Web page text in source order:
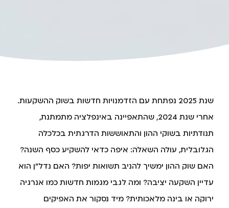
שנת 2025 נפתחת עם הזדמנויות חדשות בשוק ההשקעות.
אחרי שנת 2024, שהתאפיינה באינפלציה מתמתנת,
תנודתיות בשוקי ההון והתאוששות הדרגתית בכלכלה
הגלובלית, עולה השאלה: איפה כדאי להשקיע כסף השנה?
האם שוק ההון ימשיך להניב תשואות יפות? האם נדל"ן הוא
עדיין השקעה יציבה? ומה לגבי מגמות חדשות כמו אנרגיה
ירוקה או בינה מלאכותית? מיד נסקור את האפיקים